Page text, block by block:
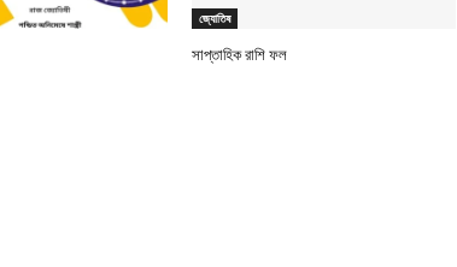
জ্যোতিষ
সাপ্তাহিক রাশি ফল